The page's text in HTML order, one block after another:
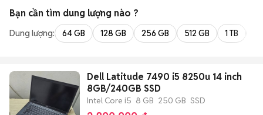
Bạn cần tìm dung lượng nào ?
Dung lượng: 64 GB 128 GB 256 GB 512 GB 1 TB
Dell Latitude 7490 i5 8250u 14 inch
8GB/240GB SSD
Intel Core i5 8 GB 250 GB SSD